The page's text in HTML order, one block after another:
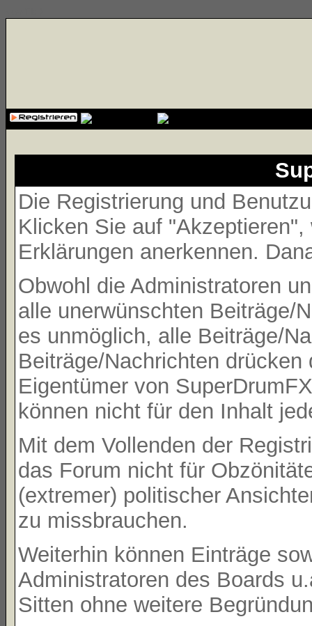
Die Registrierung und
Klicken Sie auf
Erklärungen anerkennen.
Obwohl die Administratoren
alle unerwünschten Beiträge/
es unmöglich, alle Beiträge/
Beiträge/Nachrichten
Eigentümer von
können nicht für den Inhalt
Mit dem Vollenden der
das Forum nicht für
(extremer) politischer
zu missbrauchen.
Weiterhin können Einträge
Administratoren des Boards
Sitten ohne weitere